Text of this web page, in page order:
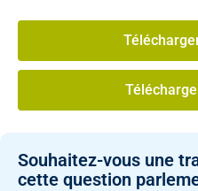
Souhaitez-vous une
cette question